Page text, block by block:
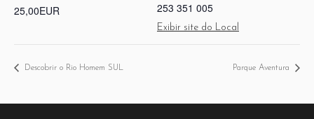
25,00EUR
253 351 005
Exibir site do Local
Descobrir o Rio Homem SUL Parque Aventura